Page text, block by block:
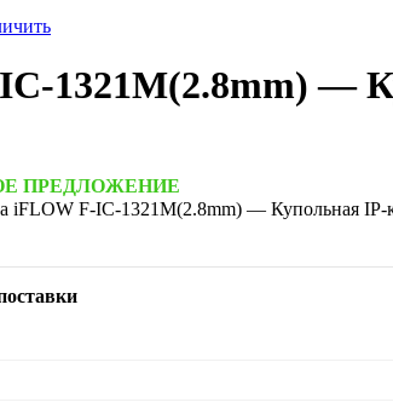
1321M(2.8mm) —
ПРЕДЛОЖЕНИЕ
iFLOW F-IC-1321M(2.8mm) — Купольная